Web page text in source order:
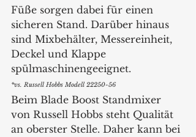
Füße sorgen dabei für einen
sicheren Stand. Darüber hinaus
sind Mixbehälter, Messereinheit,
Deckel und Klappe
spülmaschinengeeignet.
*vs. Russell Hobbs Modell 22250-56
Beim Blade Boost Standmixer
von Russell Hobbs steht Qualität
an oberster Stelle. Daher kann bei